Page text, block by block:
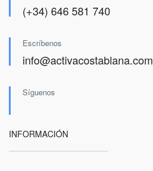
(+34) 646 581 740
Escríbenos
info@activacostablana.com
Síguenos
INFORMACIÓN